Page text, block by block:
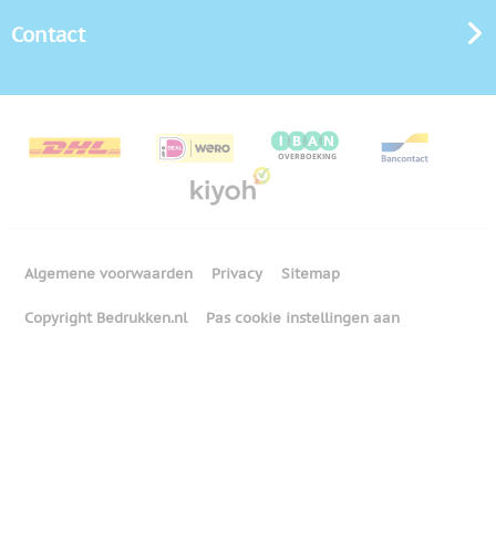
Contact
Algemene voorwaarden Privacy Sitemap
Copyright Bedrukken.nl Pas cookie instellingen aan